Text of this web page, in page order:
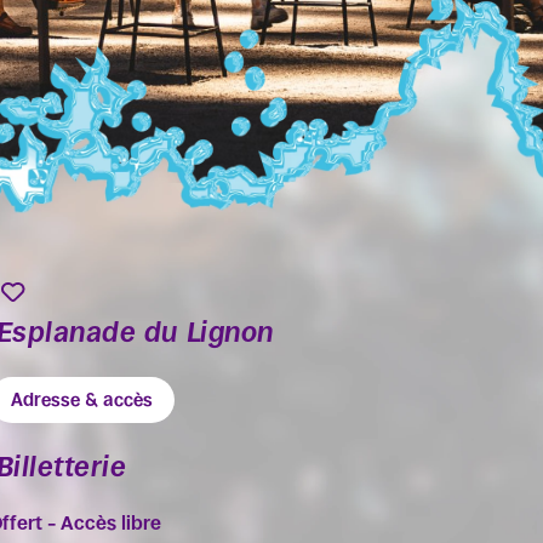
du Lignon
Adresse & accès
– Accès libre